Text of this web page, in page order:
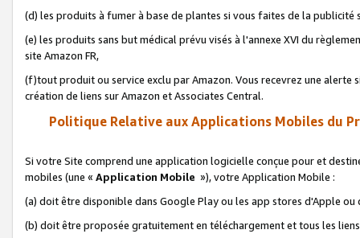
(d) les produits à fumer à base de plantes si vous faites de la publicité
(e) les produits sans but médical prévu visés à l'annexe XVI du
site Amazon FR,
(f)tout produit ou service exclu par Amazon. Vous recevrez une alerte
création de liens sur Amazon et Associates Central.
Politique Relative aux Applications Mobiles du
Si votre Site comprend une application logicielle conçue pour et
mobiles (une « Application Mobile »), votre Application Mobile :
(a) doit être disponible dans Google Play ou les app stores d'Apple ou
(b) doit être proposée gratuitement en téléchargement et tous les